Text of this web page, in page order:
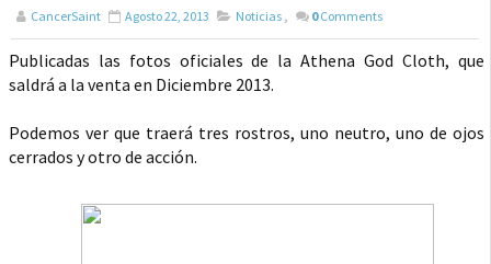
CancerSaint Agosto 22, 2013 Noticias , 0 Comments
Publicadas las fotos oficiales de la Athena God Cloth, que
saldrá a la venta en Diciembre 2013.
Podemos ver que traerá tres rostros, uno neutro, uno de ojos
cerrados y otro de acción.